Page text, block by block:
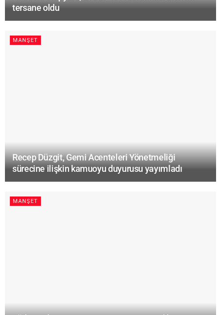
tersane oldu
MANŞET
Recep Düzgit, Gemi Acenteleri Yönetmeliği
sürecine ilişkin kamuoyu duyurusu yayımladı
MANŞET